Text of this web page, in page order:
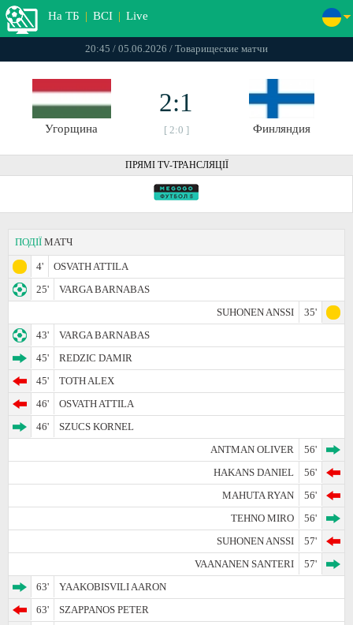
На ТБ | ВСІ | Live
20:45 / 05.06.2026 / Товарищеские матчи
Угорщина
2:1
[ 2:0 ] Финляндия
ПРЯМІ TV-ТРАНСЛЯЦІЇ
ПОДІЇ МАТЧ
4'
OSVATH ATTILA
25'
VARGA BARNABAS
SUHONEN ANSSI
35'
43'
VARGA BARNABAS
45'
REDZIC DAMIR
45'
TOTH ALEX
46'
OSVATH ATTILA
46'
SZUCS KORNEL
ANTMAN OLIVER
56'
HAKANS DANIEL
56'
MAHUTA RYAN
56'
TEHNO MIRO
56'
SUHONEN ANSSI
57'
VAANANEN SANTERI
57'
63'
YAAKOBISVILI AARON
63'
SZAPPANOS PETER